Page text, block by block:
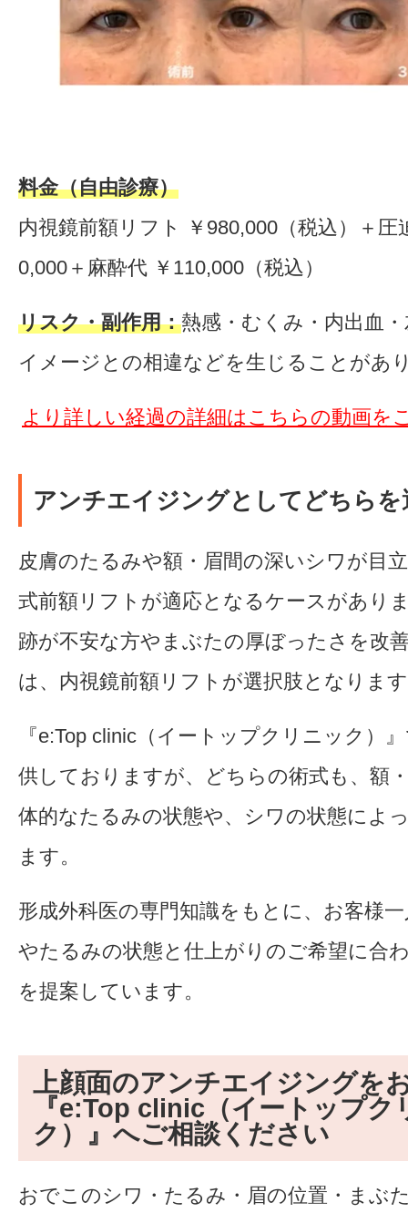
料金（自由診療）
内視鏡前額リフト ￥980,000（税込）＋圧
0,000＋麻酔代 ￥110,000（税込）
リスク・副作用：熱感・むくみ・内出血
イメージとの相違などを生じることがあ
より詳しい経過の詳細はこちらの動画を
アンチエイジングとしてどちら
皮膚のたるみや額・眉間の深いシワが目
式前額リフトが適応となるケースがあり
跡が不安な方やまぶたの厚ぼったさを改
は、内視鏡前額リフトが選択肢となりま
『e:Top clinic（イートップクリニック）
供しておりますが、どちらの術式も、額
体的なたるみの状態や、シワの状態によ
ます。
形成外科医の専門知識をもとに、お客様
やたるみの状態と仕上がりのご希望に合
を提案しています。
上顔面のアンチエイジングを
『e:Top clinic（イートップク
ク）』へご相談ください
おでこのシワ・たるみ・眉の位置・まぶ